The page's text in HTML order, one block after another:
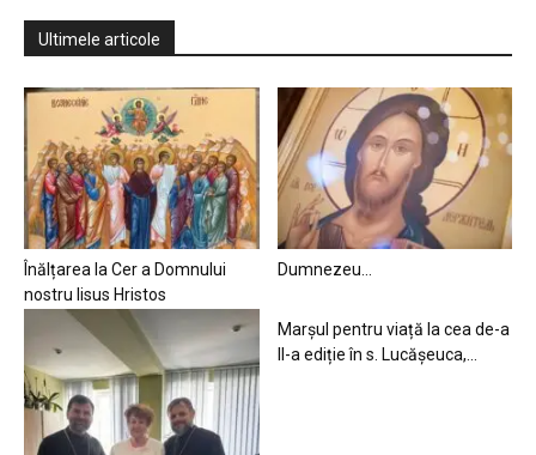
Ultimele articole
Înălțarea la Cer a Domnului
nostru Iisus Hristos
Dumnezeu…
Marșul pentru viață la cea de-a
II-a ediție în s. Lucășeuca,...